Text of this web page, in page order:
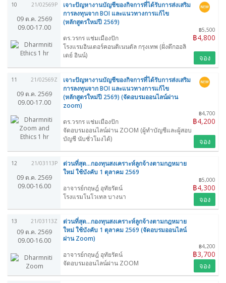
10 21/02569P
09 ต.ค. 2569
09.00-17.00
เจาะปัญหางานบัญชีของกิจการที่ได้รับการส่งเสริม
การลงทุนจาก BOI และแนวทางการแก้ไข
(หลักสูตรใหม่ปี 2569)
฿5,500
฿4,800
ดร.วรกร แช่มเมืองปัก
โรงแรมอินเตอร์คอนติเนนตัล กรุงเทพ (ฝั่งตึกฮอลิ
เดย์ อินน์)
จอง
11 21/02569Z
09 ต.ค. 2569
09.00-17.00
เจาะปัญหางานบัญชีของกิจการที่ได้รับการส่งเสริม
การลงทุนจาก BOI และแนวทางการแก้ไข
(หลักสูตรใหม่ปี 2569) (จัดอบรมออนไลน์ผ่าน
zoom)
฿4,700
฿4,200
ดร.วรกร แช่มเมืองปัก
จัดอบรมออนไลน์ผ่าน ZOOM (ผู้ทำบัญชีและผู้สอบ
บัญชี นับชั่วโมงได้)
จอง
12 21/03113P
09 ต.ค. 2569
09.00-16.00
ด่วนที่สุด...กองทุนสงเคราะห์ลูกจ้างตามกฎหมาย
ใหม่ ใช้บังคับ 1 ตุลาคม 2569
฿5,000
฿4,300
อาจารย์กฤษฎ์ อุทัยรัตน์
โรงแรมโนโวเทล บางนา
จอง
13 21/03113Z
09 ต.ค. 2569
09.00-16.00
ด่วนที่สุด...กองทุนสงเคราะห์ลูกจ้างตามกฎหมาย
ใหม่ ใช้บังคับ 1 ตุลาคม 2569 (จัดอบรมออนไลน์
ผ่าน Zoom)
฿4,200
฿3,700
อาจารย์กฤษฎ์ อุทัยรัตน์
จัดอบรมออนไลน์ผ่าน ZOOM
จอง